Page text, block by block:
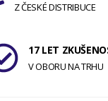
Z ČESKÉ DISTRIBUCE
17 LET
V OBORU NA TRHU